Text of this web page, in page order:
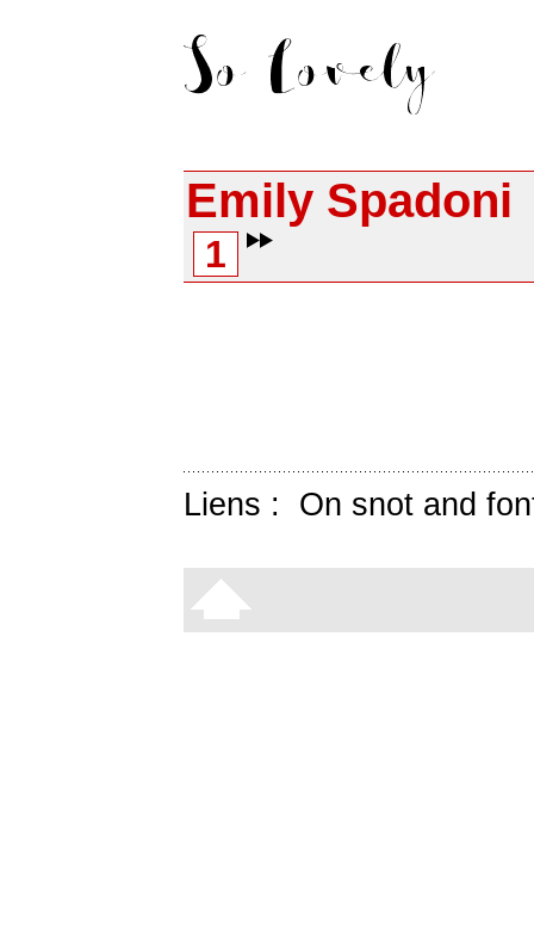
Emily Spadoni
1
Liens : On snot and